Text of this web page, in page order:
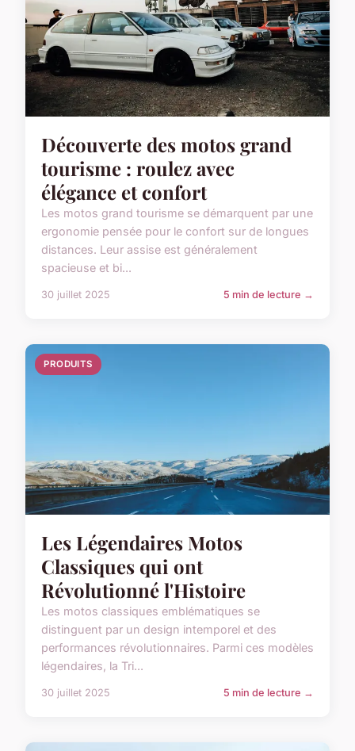
Découverte des motos grand
tourisme : roulez avec
élégance et confort
Les motos grand tourisme se démarquent par une
ergonomie pensée pour le confort sur de longues
distances. Leur assise est généralement
spacieuse et bi...
30 juillet 2025 5 min de lecture →
PRODUITS
Les Légendaires Motos
Classiques qui ont
Révolutionné l'Histoire
Les motos classiques emblématiques se
distinguent par un design intemporel et des
performances révolutionnaires. Parmi ces modèles
légendaires, la Tri...
30 juillet 2025 5 min de lecture →